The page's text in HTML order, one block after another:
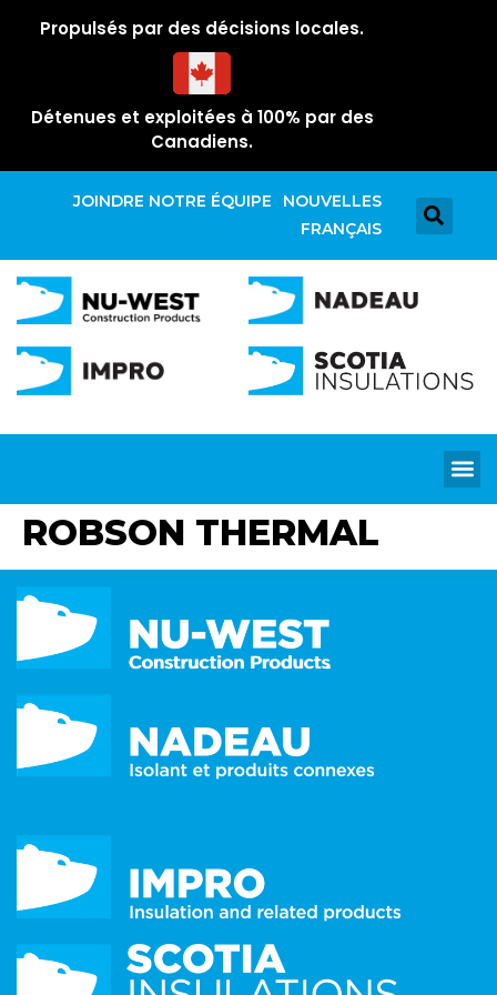
Propulsés par des décisions locales.
Détenues et exploitées à 100% par des
Canadiens.
JOINDRE NOTRE ÉQUIPE
NOUVELLES
FRANÇAIS
ROBSON THERMAL